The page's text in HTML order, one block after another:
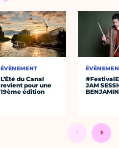
ÉVÈNEMENT
L’Été du Canal
revient pour une
19ème édition
JAM